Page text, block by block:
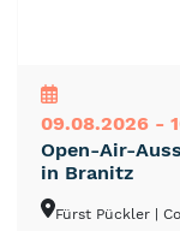
09.08.2026 -
Open-Air-
in Branitz
Fürst Pückler |